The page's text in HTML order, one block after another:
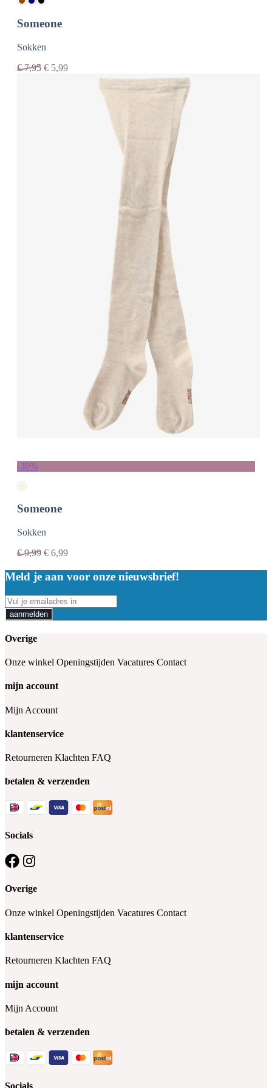
Someone
Sokken
€7,95 € 5,99
-30%
Someone
Sokken
€9,99 € 6,99
Meld je aan voor onze nieuwsbrief!
aanmelden
Overige
Onze winkel Openingstijden Vacatures Contact
mijn account
Mijn Account
klantenservice
Retourneren Klachten FAQ
betalen & verzenden
Socials
Overige
Onze winkel Openingstijden Vacatures Contact
klantenservice
Retourneren Klachten FAQ
mijn account
Mijn Account
betalen & verzenden
Socials